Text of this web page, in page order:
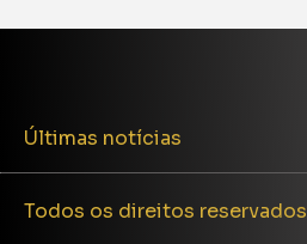
Últimas notícias
Todos os direitos reservados